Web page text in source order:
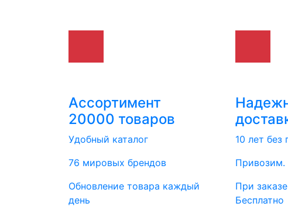
Ассортимент
20000 товаров
Удобный каталог
76 мировых брендов
Обновление товара каждый
день
10 лет без
Привозим.
При
Бесплатно